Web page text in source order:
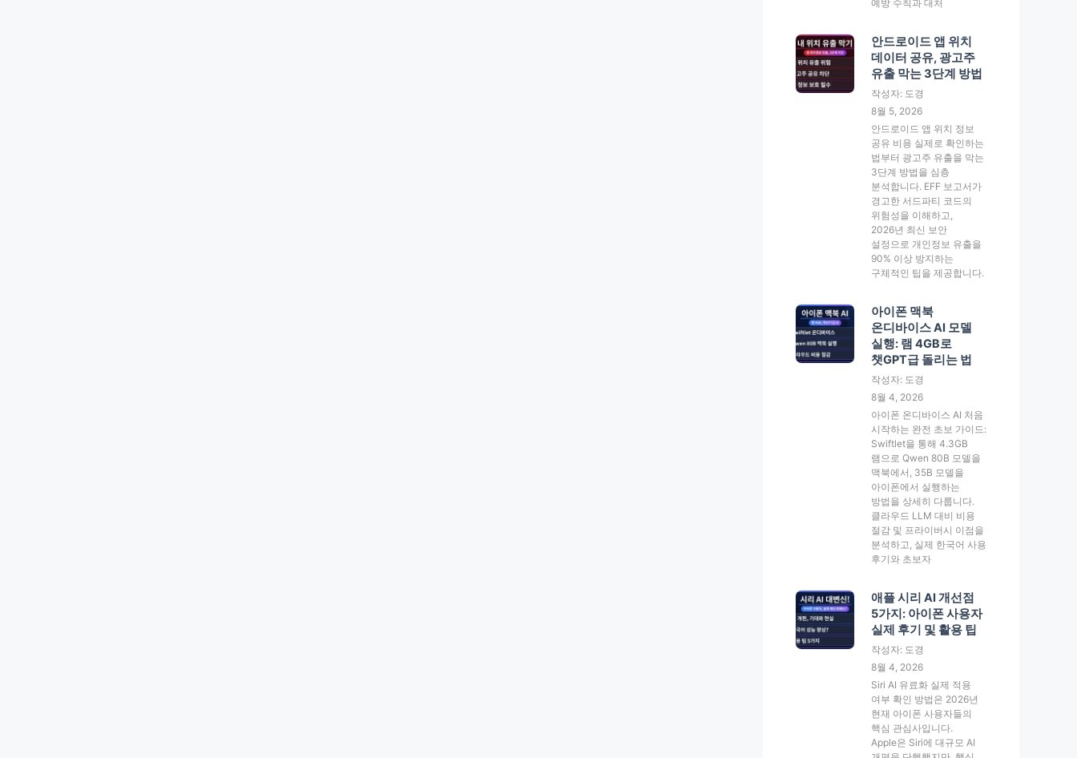
예방 수칙과 대처
안드로이드 앱 위치
데이터 공유, 광고주
유출 막는 3단계 방법
작성자: 도경
8월 5, 2026
안드로이드 앱 위치 정보
공유 비용 실제로 확인하는
법부터 광고주 유출을 막는
3단계 방법을 심층
분석합니다. EFF 보고서가
경고한 서드파티 코드의
위험성을 이해하고,
2026년 최신 보안
설정으로 개인정보 유출을
90% 이상 방지하는
구체적인 팁을 제공합니다.
아이폰 맥북
온디바이스 AI 모델
실행: 램 4GB로
챗GPT급 돌리는 법
작성자: 도경
8월 4, 2026
아이폰 온디바이스 AI 처음
시작하는 완전 초보 가이드:
Swiftlet을 통해 4.3GB
램으로 Qwen 80B 모델을
맥북에서, 35B 모델을
아이폰에서 실행하는
방법을 상세히 다룹니다.
클라우드 LLM 대비 비용
절감 및 프라이버시 이점을
분석하고, 실제 한국어 사용
후기와 초보자
애플 시리 AI 개선점
5가지: 아이폰 사용자
실제 후기 및 활용 팁
작성자: 도경
8월 4, 2026
Siri AI 유료화 실제 적용
여부 확인 방법은 2026년
현재 아이폰 사용자들의
핵심 관심사입니다.
Apple은 Siri에 대규모 AI